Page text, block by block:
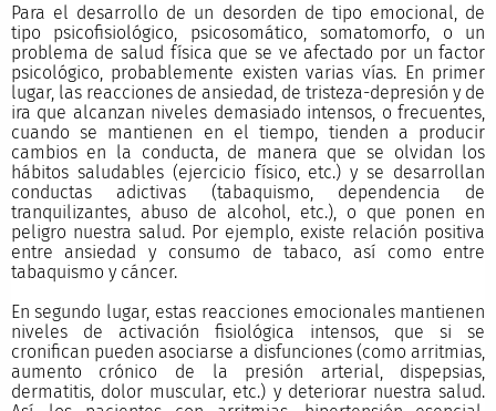
Para el desarrollo de un desorden de tipo emocional, de
tipo psicofisiológico, psicosomático, somatomorfo, o un
problema de salud física que se ve afectado por un factor
psicológico, probablemente existen varias vías. En primer
lugar, las reacciones de ansiedad, de tristeza-depresión y de
ira que alcanzan niveles demasiado intensos, o frecuentes,
cuando se mantienen en el tiempo, tienden a producir
cambios en la conducta, de manera que se olvidan los
hábitos saludables (ejercicio físico, etc.) y se desarrollan
conductas adictivas (tabaquismo, dependencia de
tranquilizantes, abuso de alcohol, etc.), o que ponen en
peligro nuestra salud. Por ejemplo, existe relación positiva
entre ansiedad y consumo de tabaco, así como entre
tabaquismo y cáncer.
En segundo lugar, estas reacciones emocionales mantienen
niveles de activación fisiológica intensos, que si se
cronifican pueden asociarse a disfunciones (como arritmias,
aumento crónico de la presión arterial, dispepsias,
dermatitis, dolor muscular, etc.) y deteriorar nuestra salud.